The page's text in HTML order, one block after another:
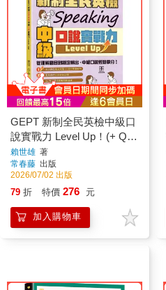
GEPT 新制全民英檢中級口
說實戰力 Level Up！(+ QR
Code線上音檔 + AI口說練
習)
賴世雄 著
常春藤 出版
2026/07/02 出版
79 折 特價 276 元
加入購物車